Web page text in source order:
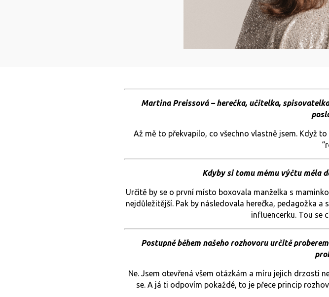
Martina Preissová – herečka, učitelka,
Až mě to překvapilo, co všechno vlastně jsem. Když
Kdyby si tomu mému výčtu měla
Určitě by se o první místo boxovala manželka s
nejdůležitější. Pak by následovala herečka, pedagožka
influencerku. Tou se
Postupně během našeho rozhovoru určitě
Ne. Jsem otevřená všem otázkám a míru jejich drzosti
se. A já ti odpovím pokaždé, to je přece princip